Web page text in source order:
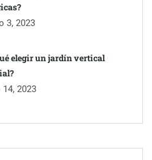
con descuentos del 15% en
de equivalencia
3, 2023
elegir un jardín vertical
14, 2023